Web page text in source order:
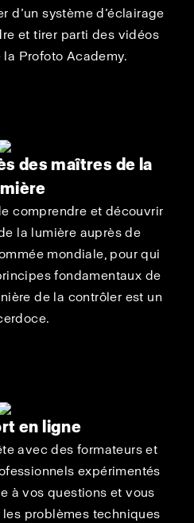
d’un système d’éclairage
et tirer parti des vidéos
Profoto Academy.
des maîtres de la
comprendre et découvrir
la lumière auprès de
mondiale, pour qui
fondamentaux de
de la contrôler est un
en ligne
avec des formateurs et
expérimentés
à vos questions et vous
problèmes techniques